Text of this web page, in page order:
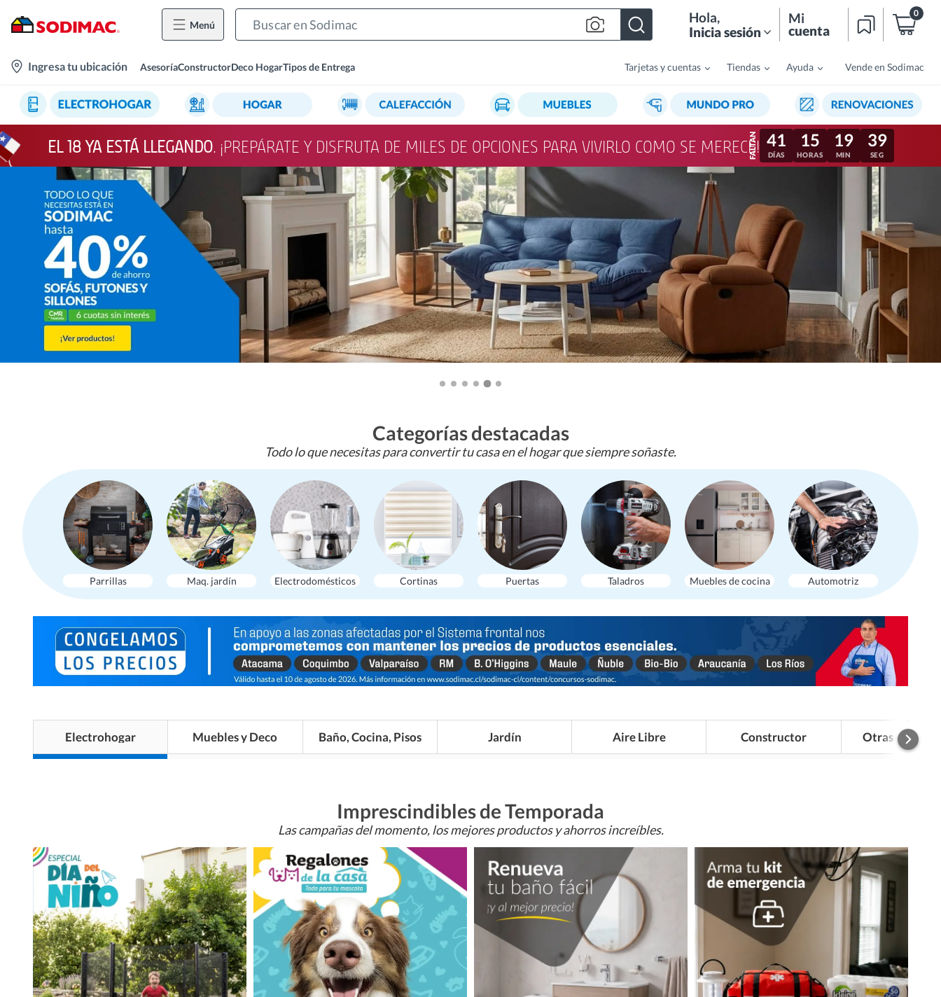
Menú Hola,
Inicia sesión
Mi
cuenta
0
location-
Ingresa tu ubicación AsesoríaConstructorDeco HogarTipos de Entrega Tarjetas y cuentas Tiendas Ayuda Vende en Sodimac
EL 18 YA ESTÁ LLEGANDO. ¡PREPÁRATE Y DISFRUTA DE MILES DE OPCIONES PARA VIVIRLO COMO SE MERECE! 41
DÍAS
15
HORAS
19
MIN
36
SEG
Categorías destacadas
Todo lo que necesitas para convertir tu casa en el hogar que siempre soñaste.
Parrillas Maq. jardín Electrodomésticos Cortinas Puertas Taladros Muebles de cocina Automotriz
Electrohogar Muebles y Deco Baño, Cocina, Pisos Jardín Aire Libre Constructor Otras
Imprescindibles de Temporada
Las campañas del momento, los mejores productos y ahorros increíbles.